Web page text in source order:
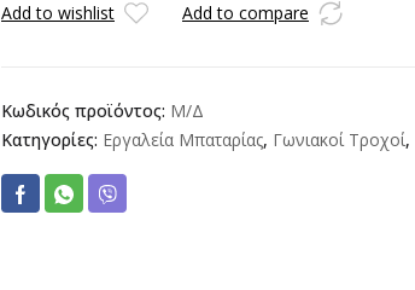
L
EC
C
ποσότητα
Add to wishlist Add to compare
Κωδικός προϊόντος: Μ/Δ
Κατηγορίες: Εργαλεία Μπαταρίας, Γωνιακοί Τροχοί,